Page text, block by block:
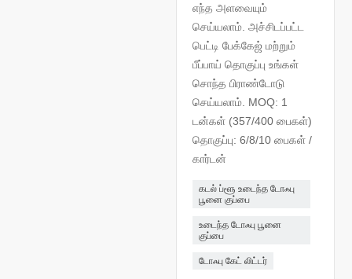
எந்த அளவையும்
செய்யலாம். அச்சிடப்பட்ட
பெட்டி பேக்கேஜ் மற்றும்
பீப்பாய் தொகுப்பு உங்கள்
சொந்த பிராண்டோடு
செய்யலாம். MOQ: 1
டன்கள் (357/400 பைகள்)
தொகுப்பு: 6/8/10 பைகள் /
கார்டன்
கடல் ப்ளூ உடைந்த டோஃபு
பூனை குப்பை
உடைந்த டோஃபு பூனை
குப்பை
டோஃபு கேட் லிட்டர்